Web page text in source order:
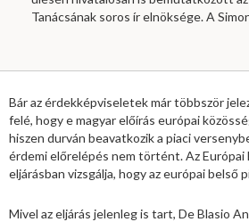
Tanácsának soros ír elnöksége. A
Bár az érdekképviseletek már többször
felé, hogy e magyar előírás európai
hiszen durván beavatkozik a piaci
érdemi előrelépés nem történt. Az
eljárásban vizsgálja, hogy az európai belső
Mivel az eljárás jelenleg is tart, De Blasio